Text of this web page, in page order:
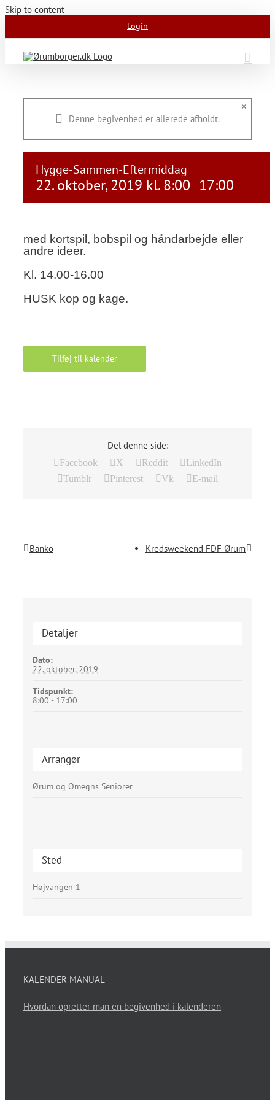
Skip to content
Login
Denne begivenhed er allerede afholdt.
×
Hygge-Sammen-Eftermiddag
22. oktober, 2019 kl. 8:00 - 17:00
med kortspil, bobspil og håndarbejde eller
andre ideer.
Kl. 14.00-16.00
HUSK kop og kage.
Tilføj til kalender
Del denne side:
Facebook X Reddit
LinkedIn
Tumblr
Pinterest Vk E-mail
Banko Kredsweekend FDF Ørum
Detaljer
Dato:
22. oktober, 2019
Tidspunkt:
8:00 - 17:00
Arrangør
Ørum og Omegns Seniorer
Sted
Højvangen 1
KALENDER MANUAL
Hvordan opretter man en begivenhed i kalenderen